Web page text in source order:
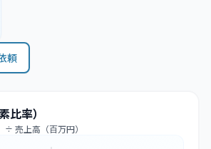
頼
比率）
÷ 売上高（百万円）